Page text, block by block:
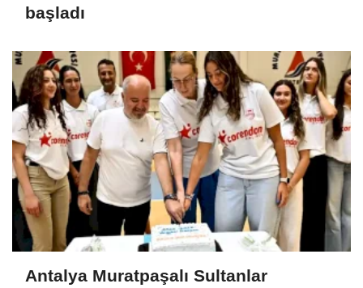
başladı
Antalya Muratpaşalı Sultanlar